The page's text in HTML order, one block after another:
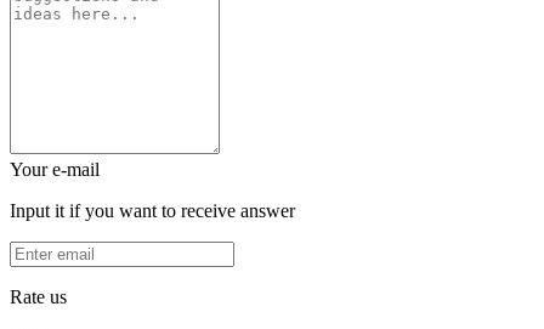
Your e-mail
Input it if you want to receive answer
Rate us